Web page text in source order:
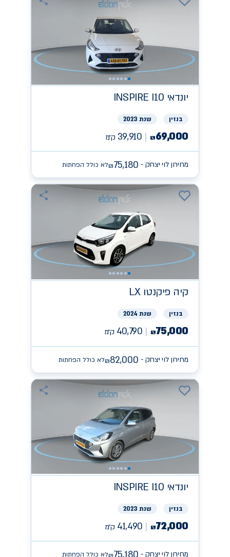
יונדאי INSPIRE I10
בנזין שנת 2023
₪69,000
39,910 ק״מ
מחירון לוי יצחק - ₪75,180 לא כולל הפחתות
קיה פיקנטו LX
בנזין שנת 2024
₪75,000
40,790 ק״מ
מחירון לוי יצחק - ₪82,000 לא כולל הפחתות
יונדאי INSPIRE I10
בנזין שנת 2023
₪72,000
41,490 ק״מ
מחירון לוי יצחק - לא כולל הפחתות